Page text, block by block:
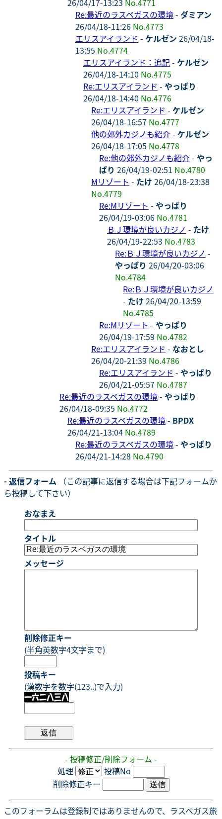
26/04/17-13:23 No.4771
Re:最近のラスベガスの環境- ダミアン
26/04/18-11:26 No.4773
エリスアイランド - ケルゼン 26/04/18-
13:55 No.4774
エリスアイランド：追記- ケルゼン
26/04/18-14:10 No.4775
Re:エリスアイランド - やっぱり
26/04/18-14:40 No.4776
Re:エリスアイランド - ケルゼン
26/04/18-16:57 No.4777
他の郊外カジノも紹介- ケルゼン
26/04/18-17:05 No.4778
Re:他の郊外カジノも紹介- やっ
ぱり 26/04/19-02:51 No.4780
Mリゾート - たけ 26/04/18-23:38
No.4779
Re:Mリゾート - やっぱり
26/04/19-03:06 No.4781
ＢＪ環境が良いカジノ - たけ
26/04/19-22:53 No.4783
Re:ＢＪ環境が良いカジノ -
やっぱり 26/04/20-03:06
No.4784
Re:ＢＪ環境が良いカジノ
- たけ 26/04/20-13:59
No.4785
Re:Mリゾート - やっぱり
26/04/19-17:59 No.4782
Re:エリスアイランド - なおとし
26/04/20-21:39 No.4786
Re:エリスアイランド - やっぱり
26/04/21-05:57 No.4787
Re:最近のラスベガスの環境- やっぱり
26/04/18-09:35 No.4772
Re:最近のラスベガスの環境- BPDX
26/04/21-13:04 No.4789
Re:最近のラスベガスの環境- やっぱり
26/04/21-14:28 No.4790
- 返信フォーム （この記事に返信する場合は下記フォームか
ら投稿して下さい）
おなまえ
タイトル
メッセージ
削除修正キー
(半角英数字4文字まで)
投稿キー
(漢数字を数字(123..)で入力)
- 投稿修正/削除フォーム -
処理
投稿No
削除修正キー
このフォーラムは登録制ではありませんので、ラスベガス旅